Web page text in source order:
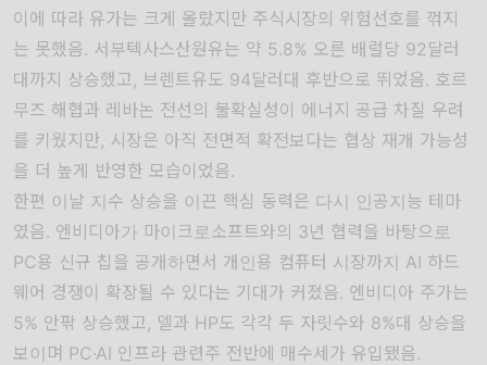
이에 따라 유가는 크게 올랐지만 주식시장의 위험선호를 꺾지
는 못했음. 서부텍사스산원유는 약 5.8% 오른 배럴당 92달러
대까지 상승했고, 브렌트유도 94달러대 후반으로 뛰었음. 호르
무즈 해협과 레바논 전선의 불확실성이 에너지 공급 차질 우려
를 키웠지만, 시장은 아직 전면적 확전보다는 협상 재개 가능성
을 더 높게 반영한 모습이었음.
한편 이날 지수 상승을 이끈 핵심 동력은 다시 인공지능 테마
였음. 엔비디아가 마이크로소프트와의 3년 협력을 바탕으로
PC용 신규 칩을 공개하면서 개인용 컴퓨터 시장까지 AI 하드
웨어 경쟁이 확장될 수 있다는 기대가 커졌음. 엔비디아 주가는
5% 안팎 상승했고, 델과 HP도 각각 두 자릿수와 8%대 상승을
보이며 PC·AI 인프라 관련주 전반에 매수세가 유입됐음.